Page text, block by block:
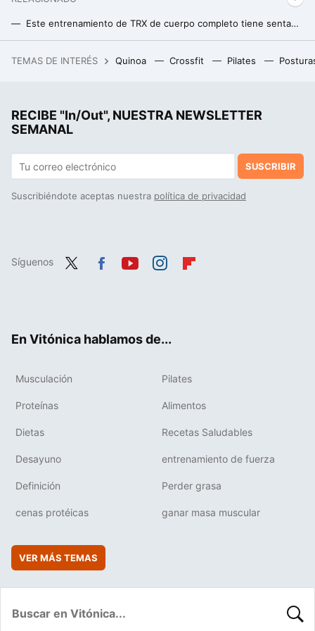
Este entrenamiento de TRX de cuerpo completo tiene sentadillas y flexiones y lo puedes hacer en solo 7 minutos
TEMAS DE INTERÉS Quinoa Crossfit Pilates
RECIBE "In/Out", NUESTRA NEWSLETTER
SEMANAL
SUSCRIBIR
Suscribiéndote aceptas nuestra política de privacidad
Síguenos
En Vitónica hablamos de...
Musculación Pilates
Proteínas Alimentos
Dietas Recetas Saludables
Desayuno entrenamiento de fuerza
Definición Perder grasa
cenas protéicas ganar masa muscular
VER MÁS TEMAS